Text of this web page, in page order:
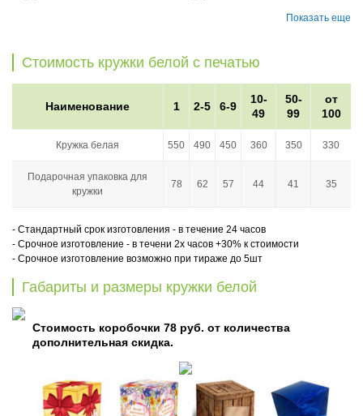
Показать еще
Стоимость кружки белой с печатью
Наименование 1 2-5 6-9
10-
49
50-
99
от
100
Кружка белая 550 490 450 360 350 330
Подарочная упаковка для
кружки
78 62 57 44 41 35
- Стандартный срок изготовления - в течение 24 часов
- Срочное изготовление - в течени 2х часов +30% к стоимости
- Срочное изготовление возможно при тираже до 5шт
Габариты и размеры кружки белой
Стоимость коробочки 78 руб. от количества
дополнительная скидка.